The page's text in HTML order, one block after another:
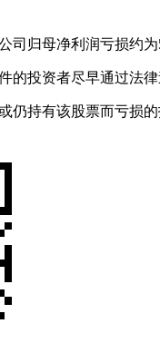
归母净利润亏损约为
投资者尽早通过法律
仍持有该股票而亏损